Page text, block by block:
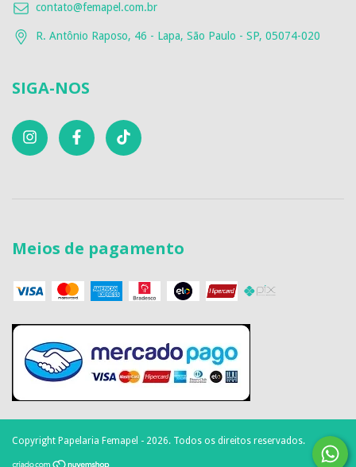
contato@femapel.com.br
R. Antônio Raposo, 46 - Lapa, São Paulo - SP, 05074-020
SIGA-NOS
Meios de pagamento
Copyright Papelaria Femapel - 2026. Todos os direitos reservados.